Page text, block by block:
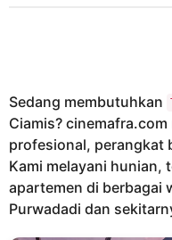
g
o
8
t
a
h
d
a
Sedang membutuhkan
Ciamis?
profesional, perangkat
Kami melayani hunian,
apartemen di berbagai
Purwadadi dan